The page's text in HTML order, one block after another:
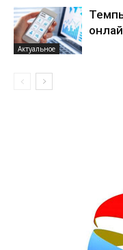
Актуальное